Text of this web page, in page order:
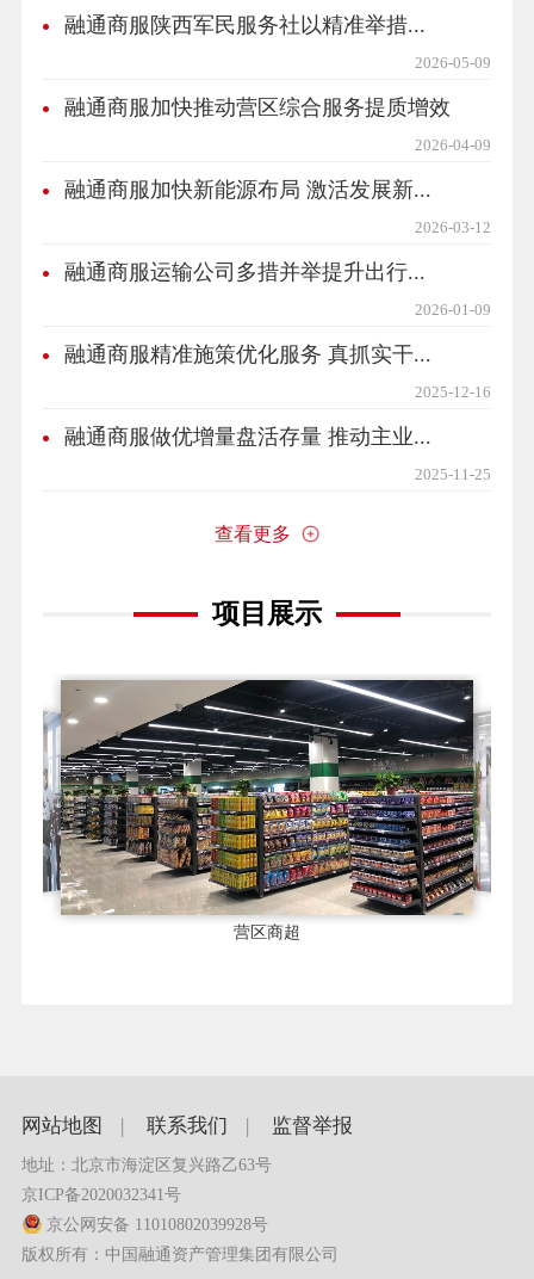
融通商服陕西军民服务社以精准举措...
2026-05-09
融通商服加快推动营区综合服务提质增效
2026-04-09
融通商服加快新能源布局 激活发展新...
2026-03-12
融通商服运输公司多措并举提升出行...
2026-01-09
融通商服精准施策优化服务 真抓实干...
2025-12-16
融通商服做优增量盘活存量 推动主业...
2025-11-25
查看更多
项目展示
营区商超
网站地图 | 联系我们 | 监督举报
地址：北京市海淀区复兴路乙63号
京ICP备2020032341号
京公网安备 11010802039928号
版权所有：中国融通资产管理集团有限公司